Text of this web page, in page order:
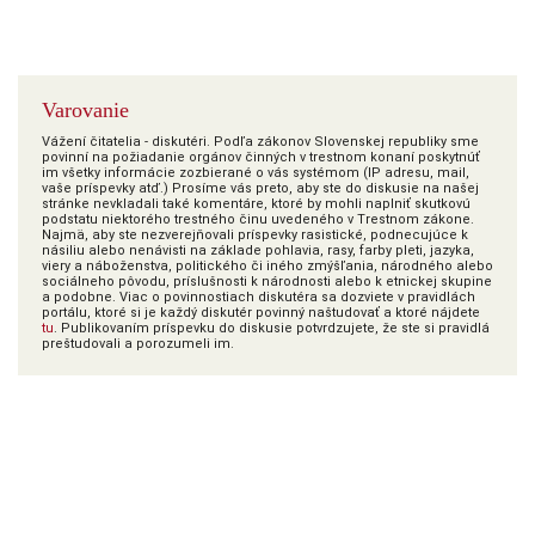
Varovanie
Vážení čitatelia - diskutéri. Podľa zákonov Slovenskej republiky sme
povinní na požiadanie orgánov činných v trestnom konaní poskytnúť
im všetky informácie zozbierané o vás systémom (IP adresu, mail,
vaše príspevky atď.) Prosíme vás preto, aby ste do diskusie na našej
stránke nevkladali také komentáre, ktoré by mohli naplniť skutkovú
podstatu niektorého trestného činu uvedeného v Trestnom zákone.
Najmä, aby ste nezverejňovali príspevky rasistické, podnecujúce k
násiliu alebo nenávisti na základe pohlavia, rasy, farby pleti, jazyka,
viery a náboženstva, politického či iného zmýšľania, národného alebo
sociálneho pôvodu, príslušnosti k národnosti alebo k etnickej skupine
a podobne. Viac o povinnostiach diskutéra sa dozviete v pravidlách
portálu, ktoré si je každý diskutér povinný naštudovať a ktoré nájdete
tu. Publikovaním príspevku do diskusie potvrdzujete, že ste si pravidlá
preštudovali a porozumeli im.